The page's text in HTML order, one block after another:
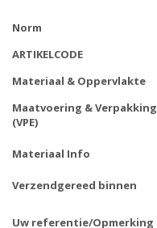
Norm
ARTIKELCODE
Materiaal & Oppervlakte
Maatvoering & Verpakking
(VPE)
Materiaal Info
Verzendgereed binnen
Uw referentie/Opmerking